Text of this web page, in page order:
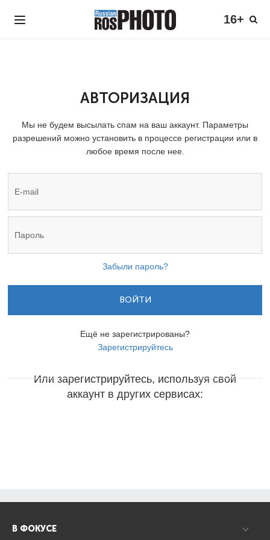
16+
АВТОРИЗАЦИЯ
Мы не будем высылать спам на ваш аккаунт. Параметры
разрешений можно установить в процессе регистрации или в
любое время после нее.
Забыли пароль?
ВОЙТИ
Ещё не зарегистрированы?
Зарегистрируйтесь
Или зарегистрируйтесь, используя свой
аккаунт в других сервисах:
В ФОКУСЕ